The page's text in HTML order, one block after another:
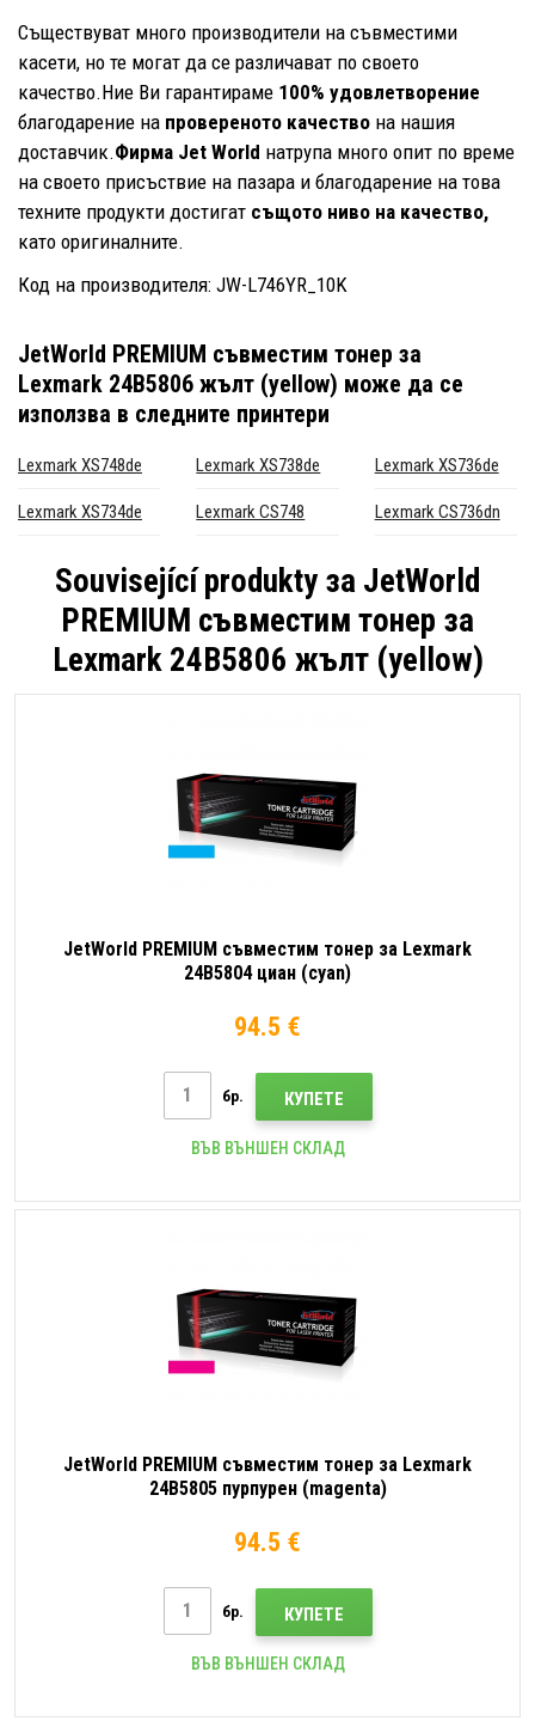
Съществуват много производители на съвместими
касети, но те могат да се различават по своето
качество.Ние Ви гарантираме 100% удовлетворение
благодарение на провереното качество на нашия
доставчик.Фирма Jet World натрупа много опит по време
на своето присъствие на пазара и благодарение на това
техните продукти достигат същото ниво на качество,
като оригиналните.
Код на производителя: JW-L746YR_10K
JetWorld PREMIUM съвместим тонер за
Lexmark 24B5806 жълт (yellow) може да се
използва в следните принтери
Lexmark XS748de Lexmark XS738de Lexmark XS736de
Lexmark XS734de Lexmark CS748 Lexmark CS736dn
Související produkty за JetWorld
PREMIUM съвместим тонер за
Lexmark 24B5806 жълт (yellow)
JetWorld PREMIUM съвместим тонер за Lexmark
24B5804 циан (cyan)
94.5 €
бр. КУПЕТЕ
ВЪВ ВЪНШЕН СКЛАД
JetWorld PREMIUM съвместим тонер за Lexmark
24B5805 пурпурен (magenta)
94.5 €
бр. КУПЕТЕ
ВЪВ ВЪНШЕН СКЛАД